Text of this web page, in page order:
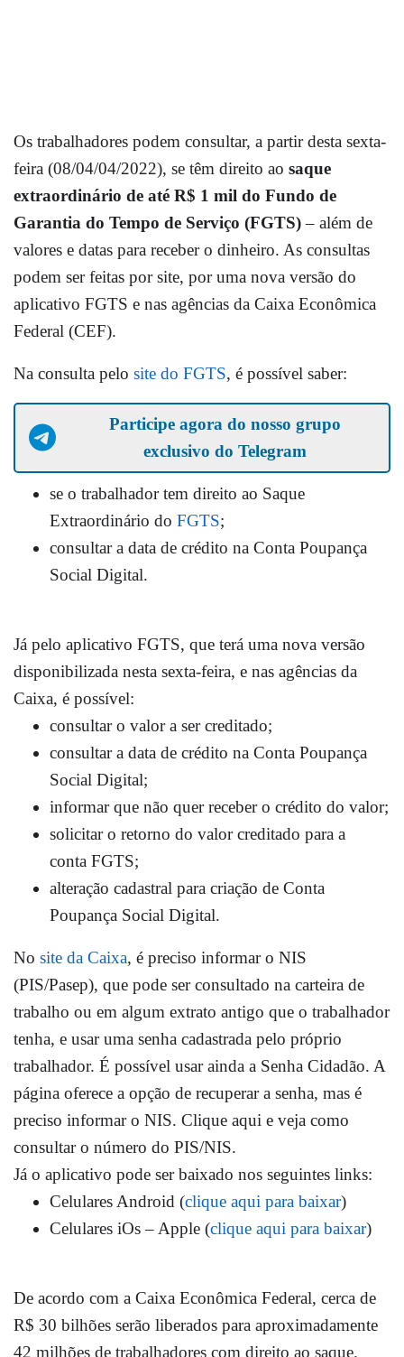
Os trabalhadores podem consultar, a partir desta sexta-
feira (08/04/04/2022), se têm direito ao saque
extraordinário de até R$ 1 mil do Fundo de
Garantia do Tempo de Serviço (FGTS)– além de
valores e datas para receber o dinheiro. As consultas
podem ser feitas por site, por uma nova versão do
aplicativo FGTS e nas agências da Caixa Econômica
Federal (CEF).
Na consulta pelo site do FGTS, é possível saber:
Participe agora do nosso grupo
exclusivo do Telegram
se o trabalhador tem direito ao Saque
Extraordinário do FGTS;
consultar a data de crédito na Conta Poupança
Social Digital.
Já pelo aplicativo FGTS, que terá uma nova versão
disponibilizada nesta sexta-feira, e nas agências da
Caixa, é possível:
consultar o valor a ser creditado;
consultar a data de crédito na Conta Poupança
Social Digital;
informar que não quer receber o crédito do valor;
solicitar o retorno do valor creditado para a
conta FGTS;
alteração cadastral para criação de Conta
Poupança Social Digital.
No site da Caixa, é preciso informar o NIS
(PIS/Pasep), que pode ser consultado na carteira de
trabalho ou em algum extrato antigo que o trabalhador
tenha, e usar uma senha cadastrada pelo próprio
trabalhador. É possível usar ainda a Senha Cidadão. A
página oferece a opção de recuperar a senha, mas é
preciso informar o NIS. Clique aqui e veja como
consultar o número do PIS/NIS.
Já o aplicativo pode ser baixado nos seguintes links:
Celulares Android (clique aqui para baixar)
Celulares iOs – Apple (clique aqui para baixar)
De acordo com a Caixa Econômica Federal, cerca de
R$ 30 bilhões serão liberados para aproximadamente
42 milhões de trabalhadores com direito ao saque.